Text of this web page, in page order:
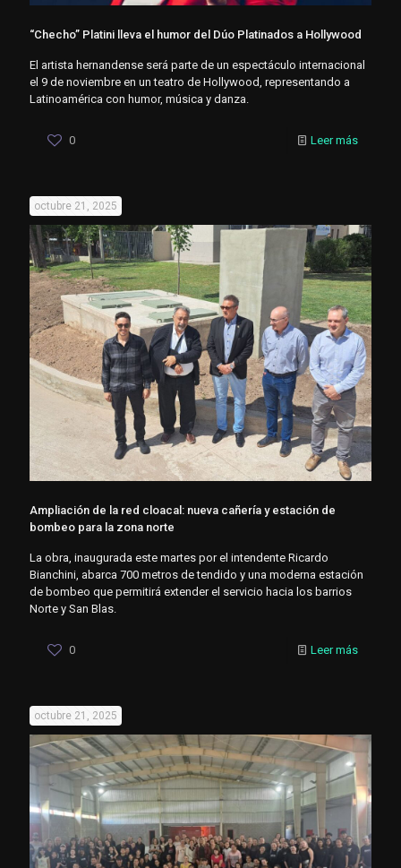
“Checho” Platini lleva el humor del Dúo Platinados a Hollywood
El artista hernandense será parte de un espectáculo internacional
el 9 de noviembre en un teatro de Hollywood, representando a
Latinoamérica con humor, música y danza.
0 Leer más
octubre 21, 2025
Ampliación de la red cloacal: nueva cañería y estación de
bombeo para la zona norte
La obra, inaugurada este martes por el intendente Ricardo
Bianchini, abarca 700 metros de tendido y una moderna estación
de bombeo que permitirá extender el servicio hacia los barrios
Norte y San Blas.
0 Leer más
octubre 21, 2025